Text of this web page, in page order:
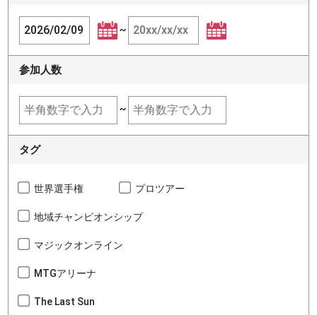
~
参加人数
~
タグ
世界選手権 プロツアー
地域チャンピオンシップ
マジックオンライン
MTGアリーナ
The Last Sun